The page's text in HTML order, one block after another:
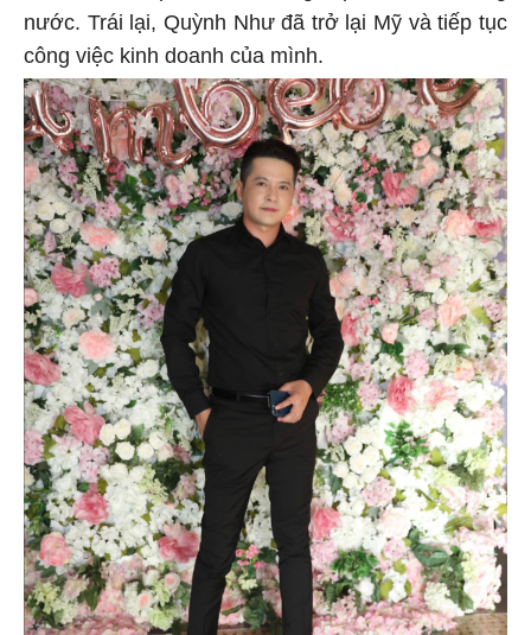
nước. Trái lại, Quỳnh Như đã trở lại Mỹ và tiếp tục
công việc kinh doanh của mình.